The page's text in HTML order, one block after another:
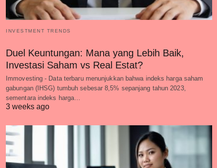
INVESTMENT TRENDS
Duel Keuntungan: Mana yang Lebih Baik,
Investasi Saham vs Real Estat?
Immovesting - Data terbaru menunjukkan bahwa indeks harga saham
gabungan (IHSG) tumbuh sebesar 8,5% sepanjang tahun 2023,
sementara indeks harga…
3 weeks ago